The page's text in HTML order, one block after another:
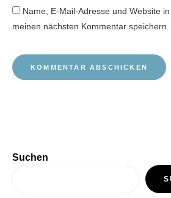
Name, E-Mail-Adresse und Website
meinen nächsten Kommentar speichern.
Suchen